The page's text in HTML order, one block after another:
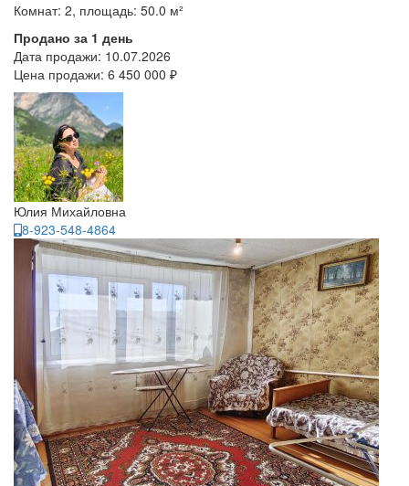
Комнат: 2, площадь: 50.0 м²
Продано за 1 день
Дата продажи: 10.07.2026
Цена продажи: 6 450 000 ₽
Юлия Михайловна
8-923-548-4864